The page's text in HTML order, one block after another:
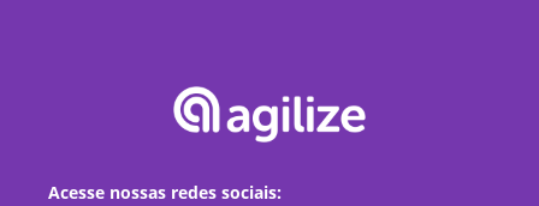
Acesse nossas redes sociais: